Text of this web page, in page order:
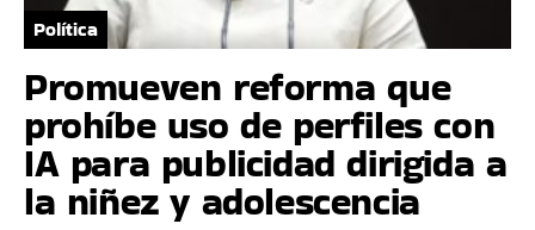
Política
Promueven reforma que
prohíbe uso de perfiles con
IA para publicidad dirigida a
la niñez y adolescencia